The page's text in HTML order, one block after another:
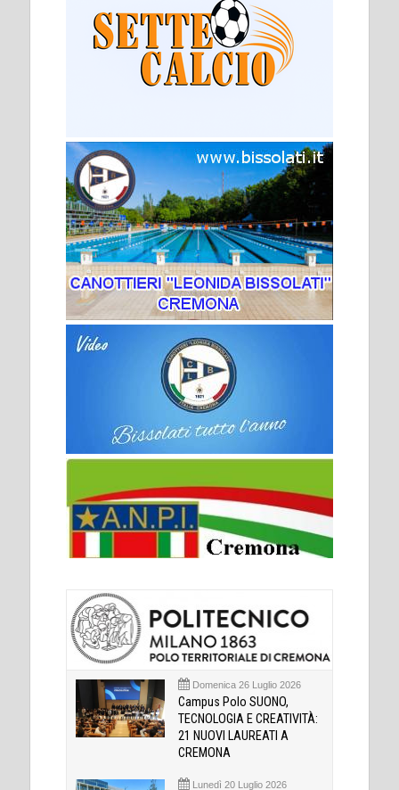
Domenica 26 Luglio 2026
Campus Polo SUONO,
TECNOLOGIA E CREATIVITÀ:
21 NUOVI LAUREATI A
CREMONA
Lunedì 20 Luglio 2026